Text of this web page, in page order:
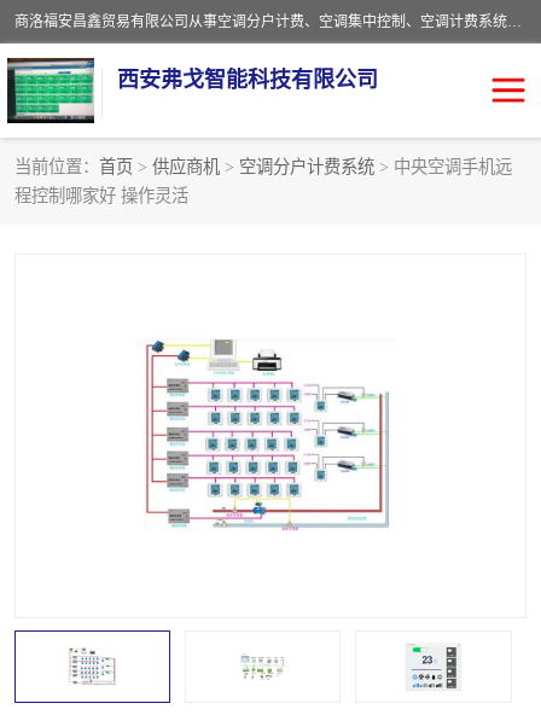
商洛福安昌鑫贸易有限公司从事空调分户计费、空调集中控制、空调计费系统、空调远程控制、中央空调分户计费、中央空调集中控制等产品的销售与安装。。语音控制，解放双手，让用户畅享安全、健康、便利、舒适、节能、愉悦的物联网智慧生活，我们竭诚为您提供住宅、别墅、公寓的智能家居化、智能办公化，智能酒店的解决方案。
西安弗戈智能科技有限公司
当前位置： 首页 > 供应商机 > 空调分户计费系统 > 中央空调手机远
程控制哪家好 操作灵活
中央空调集中控制
中央空调计费系统 空调分户计费系统